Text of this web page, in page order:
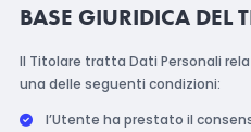
BASE GIURIDICA DEL
Il Titolare tratta Dati Personali
una delle seguenti condizioni:
l’Utente ha prestato il